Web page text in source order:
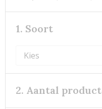
1. Soort
2. Aantal